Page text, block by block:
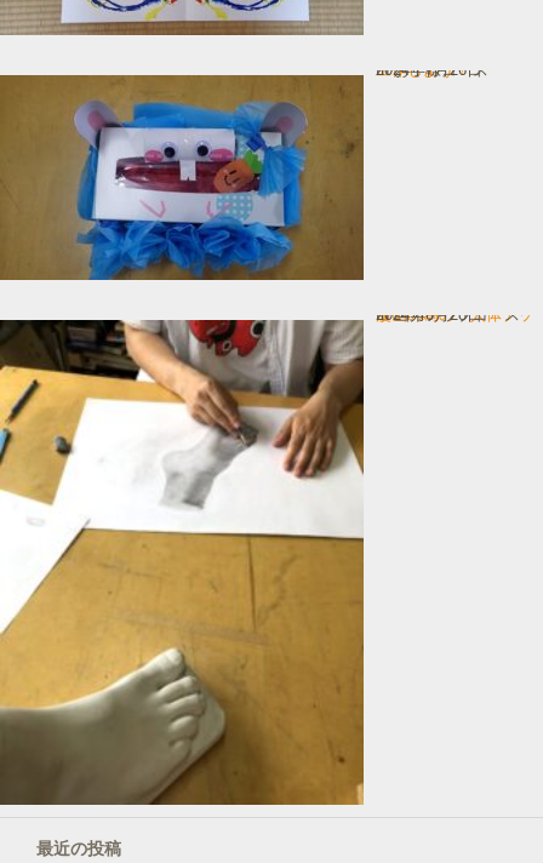
工作しよう！
In お子様コース
2024年7月26日
漫画の為の 人体デッサン
In 画力アップコース
2024年6月28日
最近の投稿